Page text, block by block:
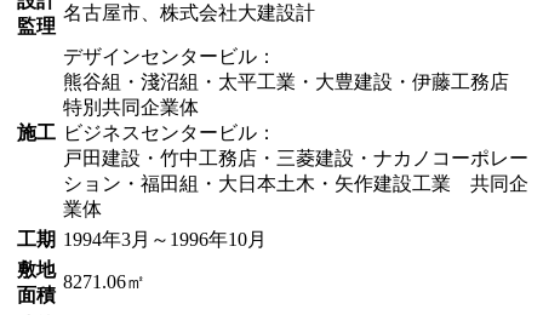
監理
名古屋市、株式会社大建設計
施工
デザインセンタービル：
熊谷組・淺沼組・太平工業・大豊建設・伊藤工務店
特別共同企業体
ビジネスセンタービル：
戸田建設・竹中工務店・三菱建設・ナカノコーポレー
ション・福田組・大日本土木・矢作建設工業 共同企
業体
工期 1994年3月～1996年10月
敷地
面積
8271.06㎡